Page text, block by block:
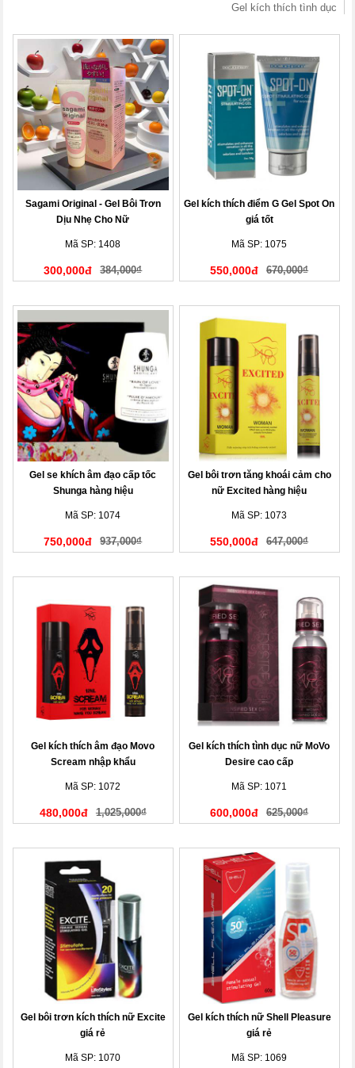
Gel kích thích tình dục
Sagami Original - Gel Bôi Trơn
Dịu Nhẹ Cho Nữ
Mã SP: 1408
300,000đ 384,000₫
Gel kích thích điểm G Gel Spot On
giá tốt
Mã SP: 1075
550,000đ 670,000₫
Gel se khích âm đạo cấp tốc
Shunga hàng hiệu
Mã SP: 1074
750,000đ 937,000₫
Gel bôi trơn tăng khoái cảm cho
nữ Excited hàng hiệu
Mã SP: 1073
550,000đ 647,000₫
Gel kích thích âm đạo Movo
Scream nhập khẩu
Mã SP: 1072
480,000đ 1,025,000₫
Gel kích thích tình dục nữ MoVo
Desire cao cấp
Mã SP: 1071
600,000đ 625,000₫
Gel bôi trơn kích thích nữ Excite
giá rẻ
Mã SP: 1070
Gel kích thích nữ Shell Pleasure
giá rẻ
Mã SP: 1069